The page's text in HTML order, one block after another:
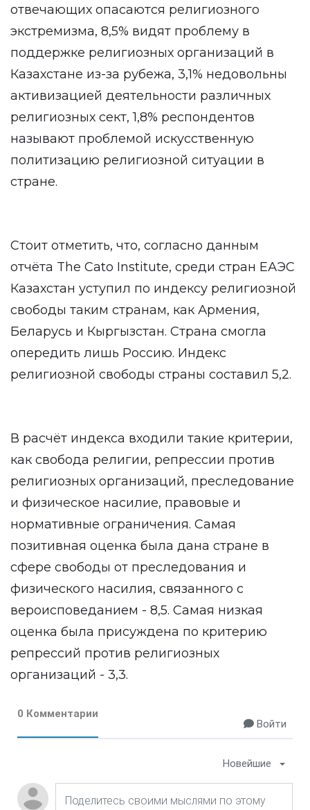
отвечающих опасаются религиозного
экстремизма, 8,5% видят проблему в
поддержке религиозных организаций в
Казахстане из-за рубежа, 3,1% недовольны
активизацией деятельности различных
религиозных сект, 1,8% респондентов
называют проблемой искусственную
политизацию религиозной ситуации в
стране.
Стоит отметить, что, согласно данным
отчёта The Cato Institute, среди стран ЕАЭС
Казахстан уступил по индексу религиозной
свободы таким странам, как Армения,
Беларусь и Кыргызстан. Страна смогла
опередить лишь Россию. Индекс
религиозной свободы страны составил 5,2.
В расчёт индекса входили такие критерии,
как свобода религии, репрессии против
религиозных организаций, преследование
и физическое насилие, правовые и
нормативные ограничения. Самая
позитивная оценка была дана стране в
сфере свободы от преследования и
физического насилия, связанного с
вероисповеданием - 8,5. Самая низкая
оценка была присуждена по критерию
репрессий против религиозных
организаций - 3,3.
0 Комментарии
Войти
Новейшие